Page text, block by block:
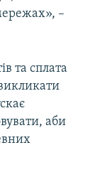
–
та сплата
аби